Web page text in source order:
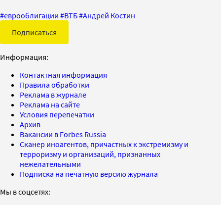
#еврооблигации #ВТБ#Андрей Костин
Подписаться
Информация:
Контактная информация
Правила обработки
Реклама в журнале
Реклама на сайте
Условия перепечатки
Архив
Вакансии в Forbes Russia
Сканер иноагентов, причастных к экстремизму и
терроризму и организаций, признанных
нежелательными
Подписка на печатную версию журнала
Мы в соцсетях: